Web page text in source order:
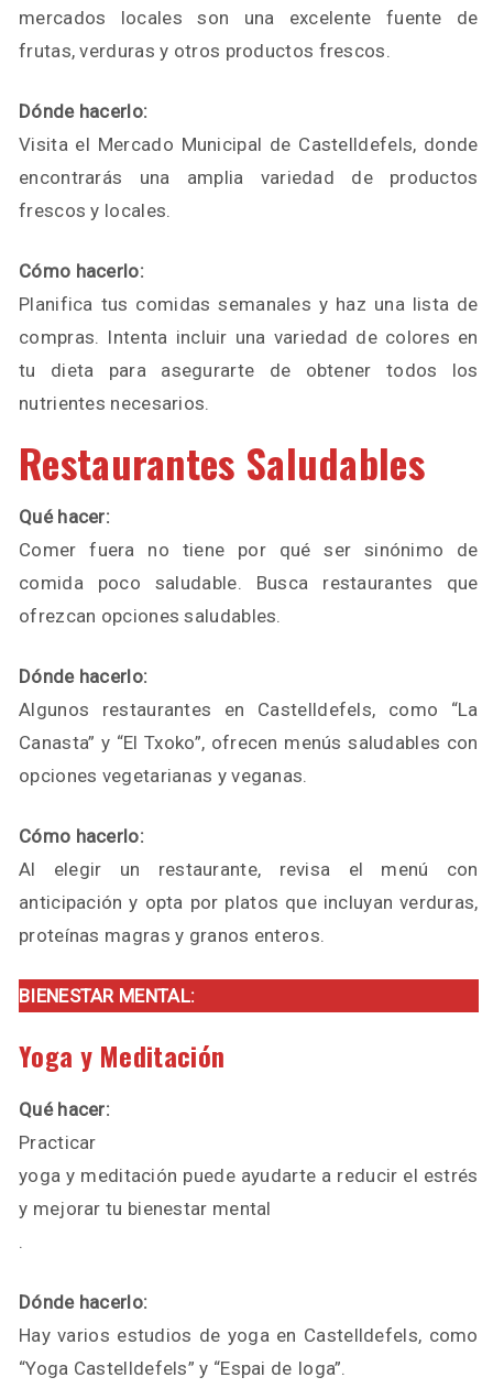
mercados locales son una excelente fuente de
frutas, verduras y otros productos frescos.
Dónde hacerlo:
Visita el Mercado Municipal de Castelldefels, donde
encontrarás una amplia variedad de productos
frescos y locales.
Cómo hacerlo:
Planifica tus comidas semanales y haz una lista de
compras. Intenta incluir una variedad de colores en
tu dieta para asegurarte de obtener todos los
nutrientes necesarios.
Restaurantes Saludables
Qué hacer:
Comer fuera no tiene por qué ser sinónimo de
comida poco saludable. Busca restaurantes que
ofrezcan opciones saludables.
Dónde hacerlo:
Algunos restaurantes en Castelldefels, como “La
Canasta” y “El Txoko”, ofrecen menús saludables con
opciones vegetarianas y veganas.
Cómo hacerlo:
Al elegir un restaurante, revisa el menú con
anticipación y opta por platos que incluyan verduras,
proteínas magras y granos enteros.
BIENESTAR MENTAL:
Yoga y Meditación
Qué hacer:
Practicar
yoga y meditación puede ayudarte a reducir el estrés
y mejorar tu bienestar mental
.
Dónde hacerlo:
Hay varios estudios de yoga en Castelldefels, como
“Yoga Castelldefels” y “Espai de Ioga”.